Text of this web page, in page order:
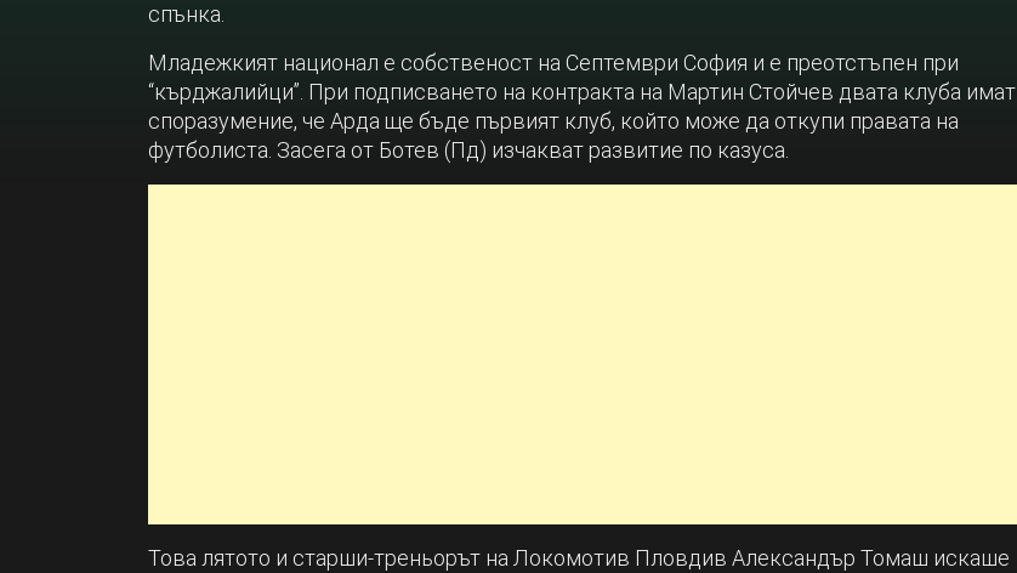
спънка.
Младежкият национал е собственост на Септември София и е преотстъпен при
“кърджалийци”. При подписването на контракта на Мартин Стойчев двата клуба имат
споразумение, че Арда ще бъде първият клуб, който може да откупи правата на
футболиста. Засега от Ботев (Пд) изчакват развитие по казуса.
Това лятото и старши-треньорът на Локомотив Пловдив Александър Томаш искаше